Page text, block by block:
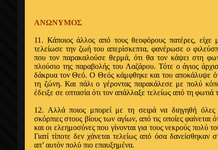
ΑΝΩΝΥΜΟΣ
11. Κάποιος άλλος από τους θεοφόρους πατέ­ρες,
τελείωσε την ζωή του απερίσκεπτα, φανέρωσε ο
που τον παρακα­λούσε θερμά, ότι θα τον κάψει στη
πλούσιο της παραβολής του Λαζάρου. Τότε ο άγιος
δάκρυα τον Θεό. Ο Θεός κάμφθηκε και του αποκάλυψε
τη ζώνη. Και πάλι ο γέροντας παρακάλεσε με πο­λύ
έδειξε σε ο­πτασία ότι τον απάλλαξε τελείως από τη
12. Αλλά ποιος μπορεί με τη σειρά να διηγηθή όλες
σκόρπιες στους βίους των αγίων, από τις οποίες φαίνεται
και οι ελεημο­σύνες που γίνονται για τους νεκρούς πολύ
Γιατί τίποτε δεν χά­νεται τελείως από όσα δανείσθηκαν
απ’ αυτόν πολύ πιο επαυξη­μένα.